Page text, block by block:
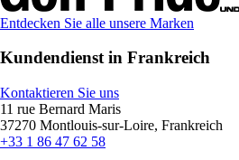
Entdecken Sie alle unsere Marken
Kundendienst in Frankreich
Kontaktieren Sie uns
11 rue Bernard Maris
37270 Montlouis-sur-Loire, Frankreich
+33 1 86 47 62 58